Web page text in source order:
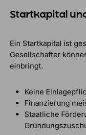
Startkapital
Ein Startkapital ist
Gesellschafter
einbringt.
Keine
Finanzierung
Staatliche